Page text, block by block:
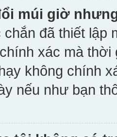
múi giờ
chắn đã thiết lập
xác mà
không chính
nếu như bạn